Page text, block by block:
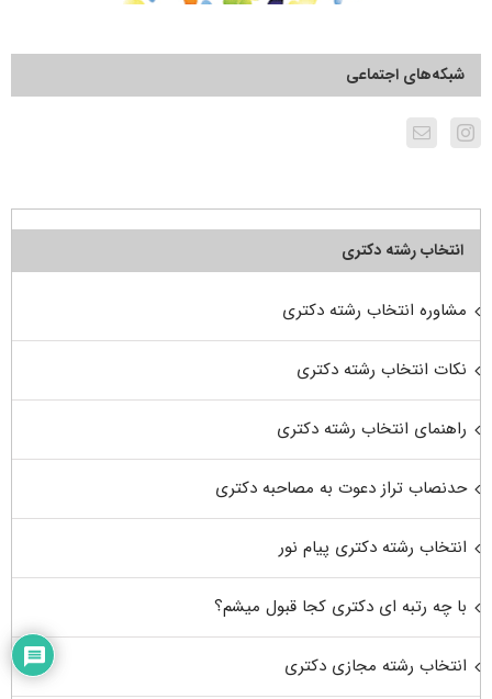
شبکه‌های اجتماعی
انتخاب رشته دکتری
مشاوره انتخاب رشته دکتری
نکات انتخاب رشته دکتری
راهنمای انتخاب رشته دکتری
حدنصاب تراز دعوت به مصاحبه دکتری
انتخاب رشته دکتری پیام نور
با چه رتبه ای دکتری کجا قبول میشم؟
انتخاب رشته مجازی دکتری